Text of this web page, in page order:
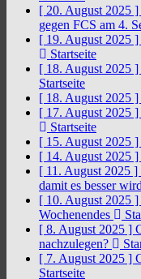
[ 20. August 2025 ]
gegen FCS am 4.
[ 19. August 2025 ]
Startseite
[ 18. August 2025 ]
Startseite
[ 18. August 2025 ]
[ 17. August 2025 ]
Startseite
[ 15. August 2025 ]
[ 14. August 2025 ]
[ 11. August 2025 ]
damit es besser
[ 10. August 2025 ]
Wochenendes
[ 8. August 2025 ]
nachzulegen?
[ 7. August 2025 ]
Startseite